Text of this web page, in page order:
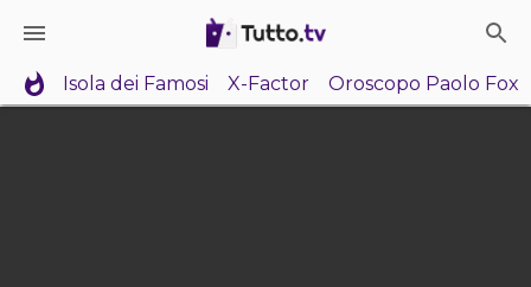
Isola dei Famosi X-Factor Oroscopo Paolo Fox